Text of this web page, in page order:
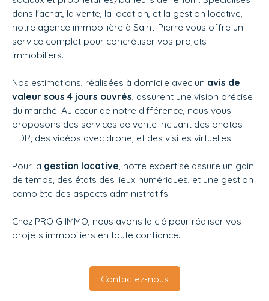
dans l'achat, la vente, la location, et la gestion locative,
notre agence immobilière à Saint-Pierre vous offre un
service complet pour concrétiser vos projets
immobiliers.
Nos estimations, réalisées à domicile avec un avis de
valeur sous 4 jours ouvrés, assurent une vision précise
du marché. Au cœur de notre différence, nous vous
proposons des services de vente incluant des photos
HDR, des vidéos avec drone, et des visites virtuelles.
Pour la gestion locative, notre expertise assure un gain
de temps, des états des lieux numériques, et une gestion
complète des aspects administratifs.
Chez PRO G IMMO, nous avons la clé pour réaliser vos
projets immobiliers en toute confiance.
Contactez-nous